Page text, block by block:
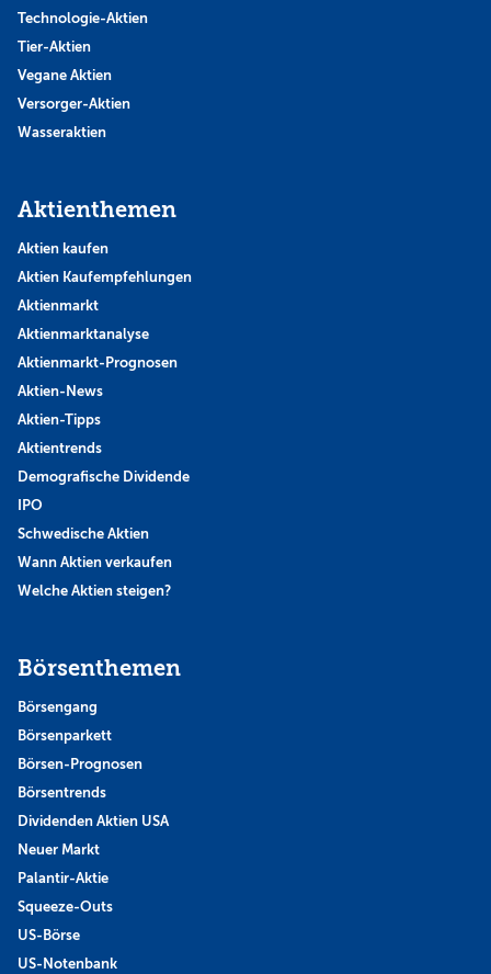
Technologie-Aktien
Tier-Aktien
Vegane Aktien
Versorger-Aktien
Wasseraktien
Aktienthemen
Aktien kaufen
Aktien Kaufempfehlungen
Aktienmarkt
Aktienmarktanalyse
Aktienmarkt-Prognosen
Aktien-News
Aktien-Tipps
Aktientrends
Demografische Dividende
IPO
Schwedische Aktien
Wann Aktien verkaufen
Welche Aktien steigen?
Börsenthemen
Börsengang
Börsenparkett
Börsen-Prognosen
Börsentrends
Dividenden Aktien USA
Neuer Markt
Palantir-Aktie
Squeeze-Outs
US-Börse
US-Notenbank